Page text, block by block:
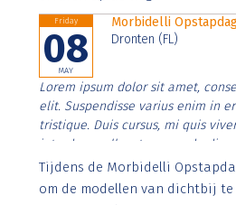
Friday
08
MAY
Morbidelli
Dronten (FL)
Lorem ipsum dolor sit amet,
elit. Suspendisse varius enim in
tristique. Duis cursus, mi quis
interdum nulla, ut commodo
Aenean faucibus nibh et justo
imperdiet. Nunc ut sem vitae
Tijdens de Morbidelli
om de modellen van dichtbij